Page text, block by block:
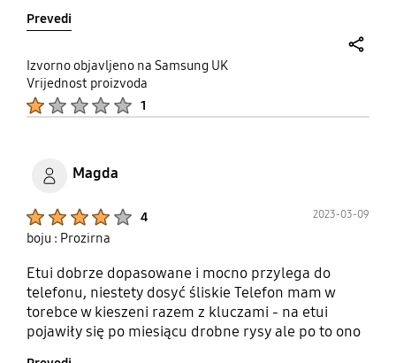
phone, so it's terrible for the price.
Prevedi
Izvorno objavljeno na Samsung UK
Vrijednost proizvoda
1
Magda
4 2023-03-09
boju : Prozirna
Etui dobrze dopasowane i mocno przylega do
telefonu, niestety dosyć śliskie Telefon mam w
torebce w kieszeni razem z kluczami - na etui
pojawiły się po miesiącu drobne rysy ale po to ono